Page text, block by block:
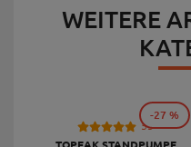
WEITERE
53
-27 %